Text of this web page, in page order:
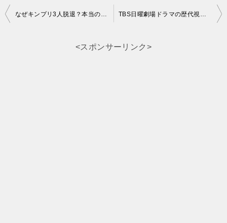
投
なぜキンプリ3人脱退？本当の解散理由は海外？メンバーやジェリーとの不仲？徹底調査！ TBS日曜劇場ドラマの歴代視聴率(最高)ランキング！【2023年最新】
<スポンサーリンク>